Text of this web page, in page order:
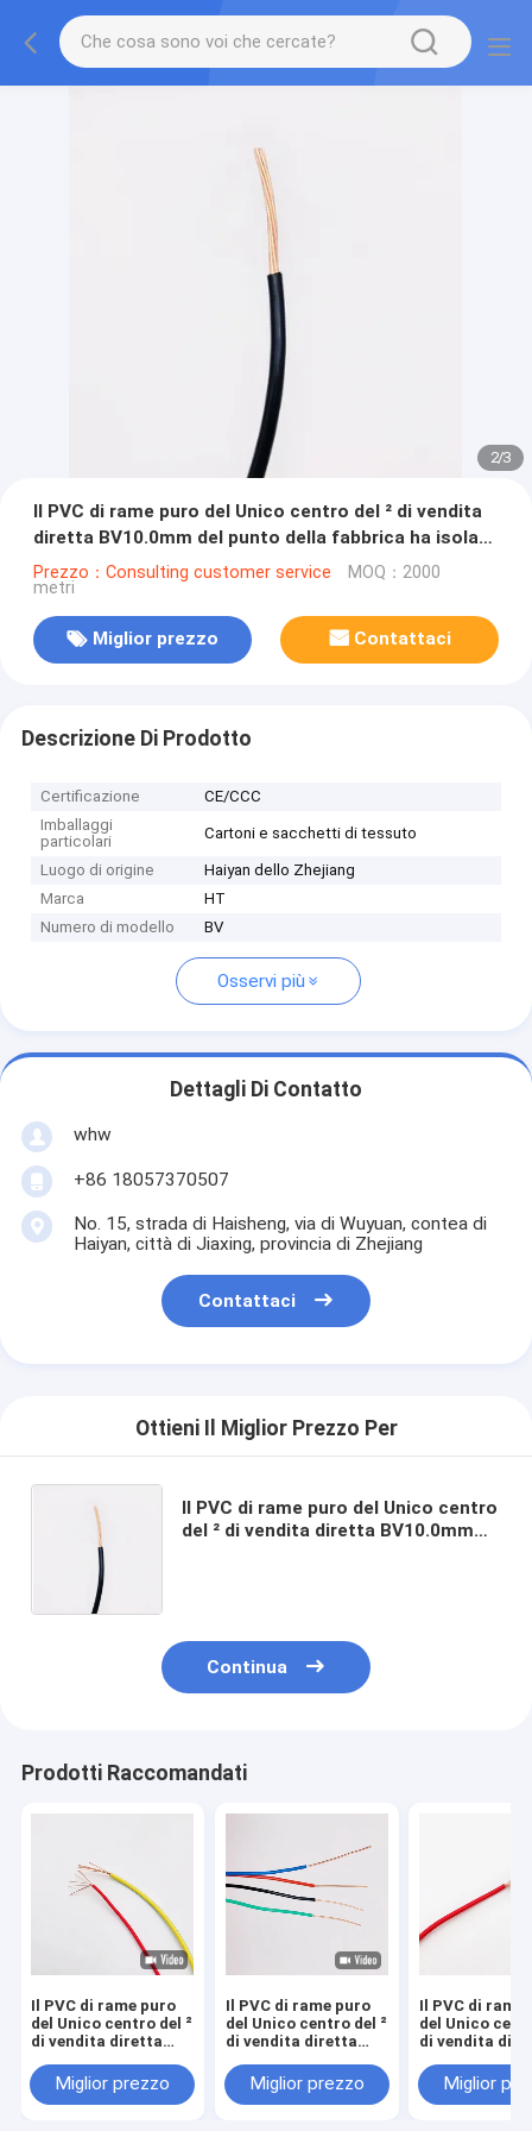
2/3
Il PVC di rame puro del Unico centro del ² di vendita
diretta BV10.0mm del punto della fabbrica ha isolato
il cavo domestico del panno
Prezzo：Consulting customer service MOQ：2000
metri
Miglior prezzo Contattaci
Descrizione Di Prodotto
Certificazione
CE/CCC
Imballaggi
particolari
Cartoni e sacchetti di tessuto
Luogo di origine
Haiyan dello Zhejiang
Marca
HT
Numero di modello
BV
Osservi più
Dettagli Di Contatto
whw
+86 18057370507
No. 15, strada di Haisheng, via di Wuyuan, contea di
Haiyan, città di Jiaxing, provincia di Zhejiang
Contattaci
Ottieni Il Miglior Prezzo Per
Il PVC di rame puro del Unico centro
del ² di vendita diretta BV10.0mm
Continua
Prodotti Raccomandati
Il PVC di rame puro
del Unico centro del ²
di vendita diretta
della fabbrica ha
isolato il cavo
Miglior prezzo
Il PVC di rame puro
del Unico centro del ²
di vendita diretta
della fabbrica ha
isolato il cavo
Miglior prezzo
Il PVC di rame
del Unico
di vendita
della fabbrica
isolato il cavo
Miglior